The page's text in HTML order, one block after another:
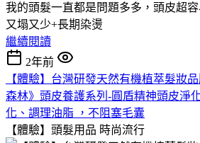
我的頭髮一直都是問題多多，頭皮超
又塌又少+長期染燙
繼續閱讀
2年前
【體驗】台灣研發天然有機植萃髮妝
森林》頭皮養護系列-圓盾精神頭皮淨
化、調理油脂 ，不阻塞毛囊
【體驗】頭髮用品 時尚流行